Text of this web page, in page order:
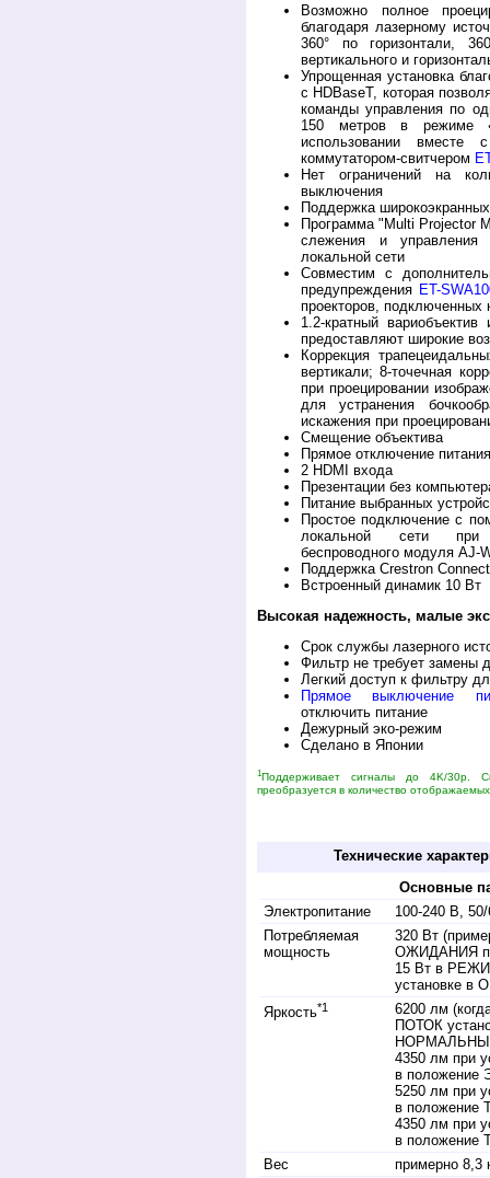
Возможно полное
благодаря лазерному
360° по горизонтали,
вертикального и
Упрощенная установка
c HDBaseT, которая
команды управления по
150 метров в режиме
использовании вместе
коммутатором-свитчером
Нет ограничений на
выключения
Поддержка
Программа "Multi Projector
слежения и управления
локальной сети
Совместим с
предупреждения ET-
проекторов, подключенных
1.2-кратный
предоставляют широкие
Коррекция
вертикали; 8-точечная
при проецировании
для устранения
искажения при
Cмещение объектива
Прямое отключение питания
2 HDMI входа
Презентации без
Питание выбранных
Простое подключение с
локальной сети при
беспроводного модуля AJ-
Поддержка Crestron
Встроенный динамик 10 Вт
Высокая надежность, малые
Срок службы лазерного
Фильтр не требует замены
Легкий доступ к фильтру
Прямое выключение
отключить питание
Дежурный эко-режим
Сделано в Японии
1Поддерживает сигналы до 4K/30p.
преобразуется в количество
Технические
Основные
Электропитание
100-240 В,
Потребляемая
мощность
320 Вт
ОЖИДАНИЯ
15 Вт в
установке
Яркость*1
6200 лм
ПОТОК
4350 лм при
в положение
5250 лм при
в положение
4350 лм при
в положение
Вес
примерно 8,3